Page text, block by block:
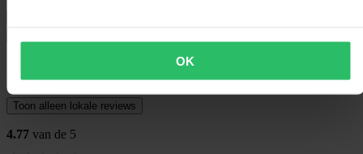
OK
Klantenbeoordelingen (109)
Toon alleen lokale reviews
4.77 van de 5